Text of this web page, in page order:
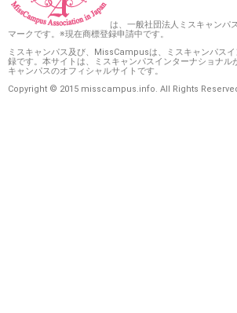
は、一般社団法人ミスキャンパ
マークです。※現在商標登録申請中です。
ミスキャンパス及び、MissCampusは、ミスキャンパス
録です。本サイトは、ミスキャンパスインターナショナル
キャンパスのオフィシャルサイトです。
Copyright © 2015 misscampus.info. All Rights